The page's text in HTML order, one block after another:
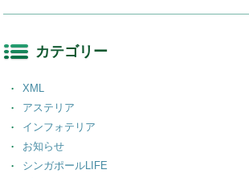
カテゴリー
XML
アステリア
インフォテリア
お知らせ
シンガポールLIFE